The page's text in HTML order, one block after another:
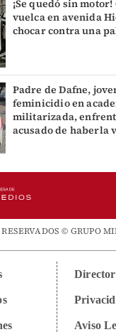
¡Se quedó sin
vuelca en avenida
chocar contra una
Padre de Dafne,
feminicidio en
militarizada,
acusado de haberla
© GRUPO
Aviso